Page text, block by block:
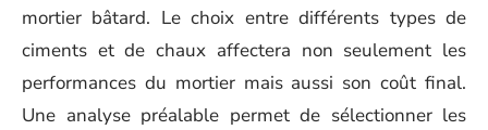
mortier bâtard. Le choix entre différents types de
ciments et de chaux affectera non seulement les
performances du mortier mais aussi son coût final.
Une analyse préalable permet de sélectionner les